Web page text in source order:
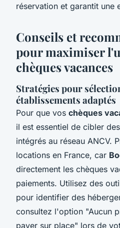
réservation et garantit une
Conseils et
pour maximiser
chèques vacances
Stratégies pour
établissements adaptés
Pour que vos chèques
il est essentiel de cibler
intégrés au réseau ANCV.
locations en France, car
directement les chèques
paiements. Utilisez des
pour identifier des
consultez l'option "Aucun
payer sur place" lors de